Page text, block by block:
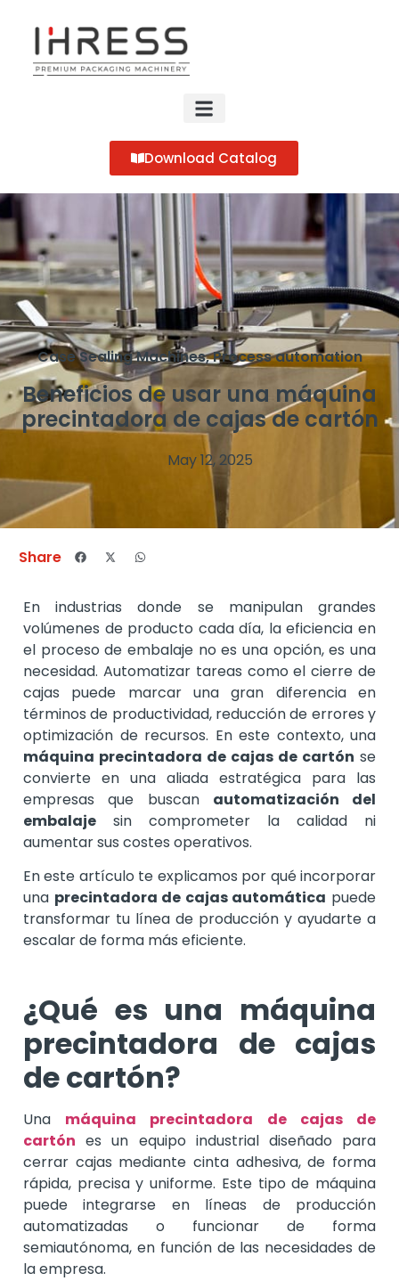
Download Catalog
Case Sealing Machines,Process automation
Beneficios de usar una máquina
precintadora de cajas de cartón
May 12, 2025
Share
En industrias donde se manipulan grandes
volúmenes de producto cada día, la eficiencia en
el proceso de embalaje no es una opción, es una
necesidad. Automatizar tareas como el cierre de
cajas puede marcar una gran diferencia en
términos de productividad, reducción de errores y
optimización de recursos. En este contexto, una
máquina precintadora de cajas de cartón se
convierte en una aliada estratégica para las
empresas que buscan automatización del
embalaje sin comprometer la calidad ni
aumentar sus costes operativos.
En este artículo te explicamos por qué incorporar
una precintadora de cajas automática puede
transformar tu línea de producción y ayudarte a
escalar de forma más eficiente.
¿Qué es una máquina
precintadora de cajas
de cartón?
Una máquina precintadora de cajas de
cartón es un equipo industrial diseñado para
cerrar cajas mediante cinta adhesiva, de forma
rápida, precisa y uniforme. Este tipo de máquina
puede integrarse en líneas de producción
automatizadas o funcionar de forma
semiautónoma, en función de las necesidades de
la empresa.